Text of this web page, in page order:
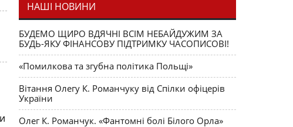
Верховної ради України
Сергій ДацюкЩо за війна в Україні?
ЦІЛКОМ ТАЄМНО Шпигунська гра Москви: чому
Росія виграє у війні розвідок в Україні
НАШІ НОВИНИ
БУДЕМО ЩИРО ВДЯЧНІ ВСІМ НЕБАЙДУЖИМ ЗА
БУДЬ-ЯКУ ФІНАНСОВУ ПІДТРИМКУ ЧАСОПИСОВІ!
«Помилкова та згубна політика Польщі»
Вітання Олегу К. Романчуку від Спілки офіцерів
України
Олег К. Романчук. «Фантомні болі Білого Орла»